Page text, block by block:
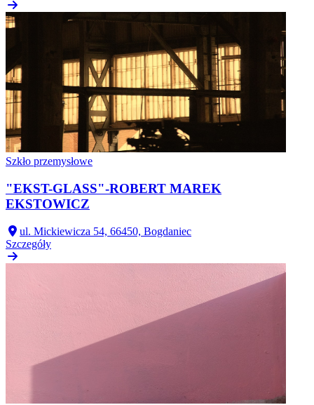
Szkło przemysłowe
"EKST-GLASS"-ROBERT MAREK
EKSTOWICZ
ul. Mickiewicza 54, 66450, Bogdaniec
Szczegóły